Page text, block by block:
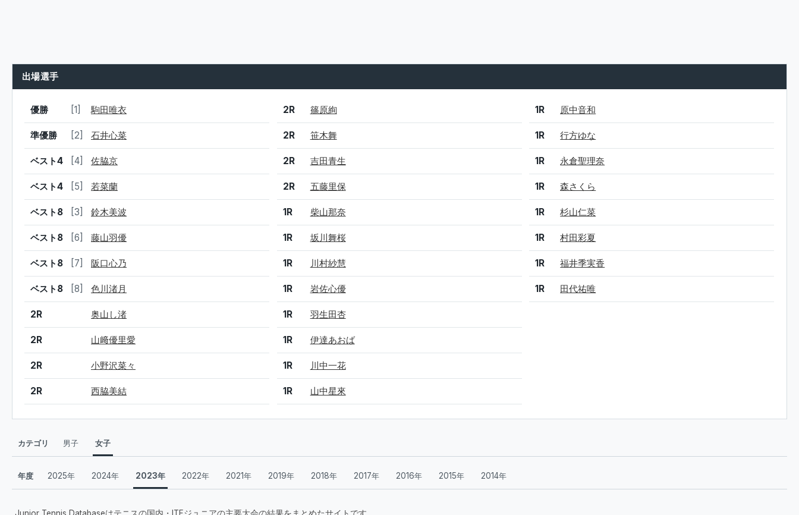
出場選手
結果 シード 選手名
優勝 [1] 駒田唯衣
準優勝 [2] 石井心菜
ベスト4 [4] 佐脇京
ベスト4 [5] 若菜蘭
ベスト8 [3] 鈴木美波
ベスト8 [6] 藤山羽優
ベスト8 [7] 阪口心乃
ベスト8 [8] 色川渚月
2R 奥山し渚
2R 山﨑優里愛
2R 小野沢菜々
2R 西脇美結
結果 シード
2R 篠原絢
2R 笹木舞
2R 吉田青生
2R 五藤里保
1R 柴山那奈
1R 坂川舞桜
1R 川村紗慧
1R 岩佐心優
1R 羽生田杏
1R 伊達あおば
1R 川中一花
1R 山中星來
結果 シード 選手名
1R 原中音和
1R 行方ゆな
1R 永倉聖理奈
1R 森さくら
1R 杉山仁菜
1R 村田彩夏
1R 福井季実香
1R 田代祐唯
カテゴリ 男子 女子
年度 2025年 2024年 2023年 2022年 2021年 2019年 2018年 2017年 2016年 2015年 2014年